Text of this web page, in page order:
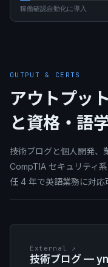
稼働確認自動化に導入
OUTPUT & CERTS
アウトプット
と資格・語
技術ブログと個人開発、
CompTIA セキュリティ
任 4 年で英語業務に対応
External ↗
技術ブログ —